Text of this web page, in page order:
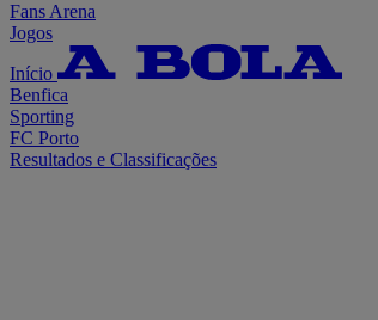
Fans Arena
Jogos
Início
Benfica
Sporting
FC Porto
Resultados e Classificações